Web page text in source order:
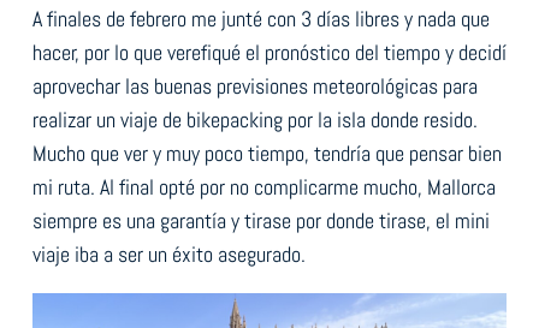
A finales de febrero me junté con 3 días libres y nada que
hacer, por lo que verefiqué el pronóstico del tiempo y decidí
aprovechar las buenas previsiones meteorológicas para
realizar un viaje de bikepacking por la isla donde resido.
Mucho que ver y muy poco tiempo, tendría que pensar bien
mi ruta. Al final opté por no complicarme mucho, Mallorca
siempre es una garantía y tirase por donde tirase, el mini
viaje iba a ser un éxito asegurado.